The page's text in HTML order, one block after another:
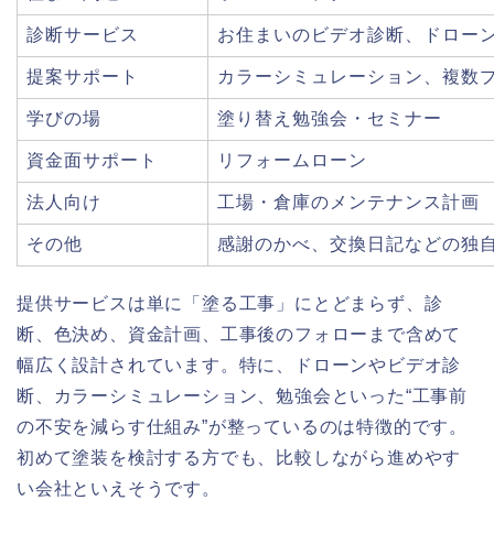
診断サービス お住まいのビデオ診断、ドロー
提案サポート カラーシミュレーション、複数
学びの場 塗り替え勉強会・セミナー
資金面サポート リフォームローン
法人向け 工場・倉庫のメンテナンス計画
その他 感謝のかべ、交換日記などの独
提供サービスは単に「塗る工事」にとどまらず、診
断、色決め、資金計画、工事後のフォローまで含めて
幅広く設計されています。特に、ドローンやビデオ診
断、カラーシミュレーション、勉強会といった“工事前
の不安を減らす仕組み”が整っているのは特徴的です。
初めて塗装を検討する方でも、比較しながら進めやす
い会社といえそうです。